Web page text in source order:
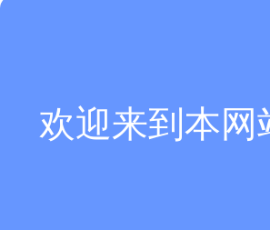
欢迎来到本